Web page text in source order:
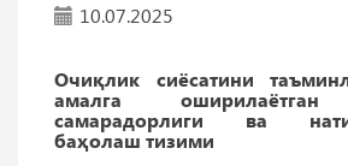
10.07.2025
Очиқлик сиёсатини
амалга оширилаётган
самарадорлиги ва
баҳолаш тизими